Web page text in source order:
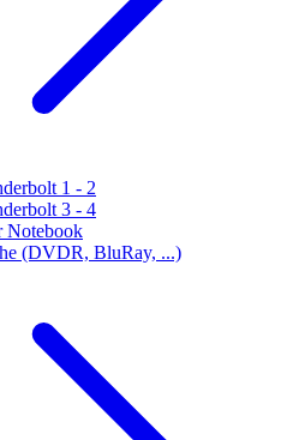
1 - 2
3 - 4
Notebook
(DVDR, BluRay, ...)